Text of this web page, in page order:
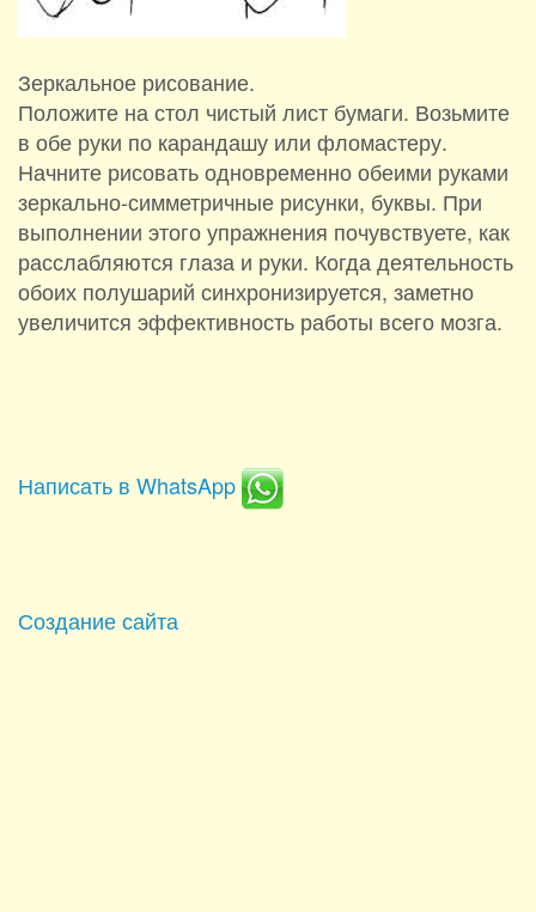
Зеркальное рисование.
Положите на стол чистый лист бумаги. Возьмите
в обе руки по карандашу или фломастеру.
Начните рисовать одновременно обеими руками
зеркально-симметричные рисунки, буквы. При
выполнении этого упражнения почувствуете, как
расслабляются глаза и руки. Когда деятельность
обоих полушарий синхронизируется, заметно
увеличится эффективность работы всего мозга.
Написать в WhatsApp
Создание сайта